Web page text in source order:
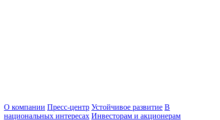
О компании Пресс-центр Устойчивое развитие В
национальных интересах Инвесторам и акционерам